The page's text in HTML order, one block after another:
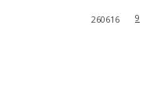
9
260616